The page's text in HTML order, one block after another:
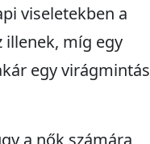
viseletekben a
illenek, míg egy
egy virágmintás